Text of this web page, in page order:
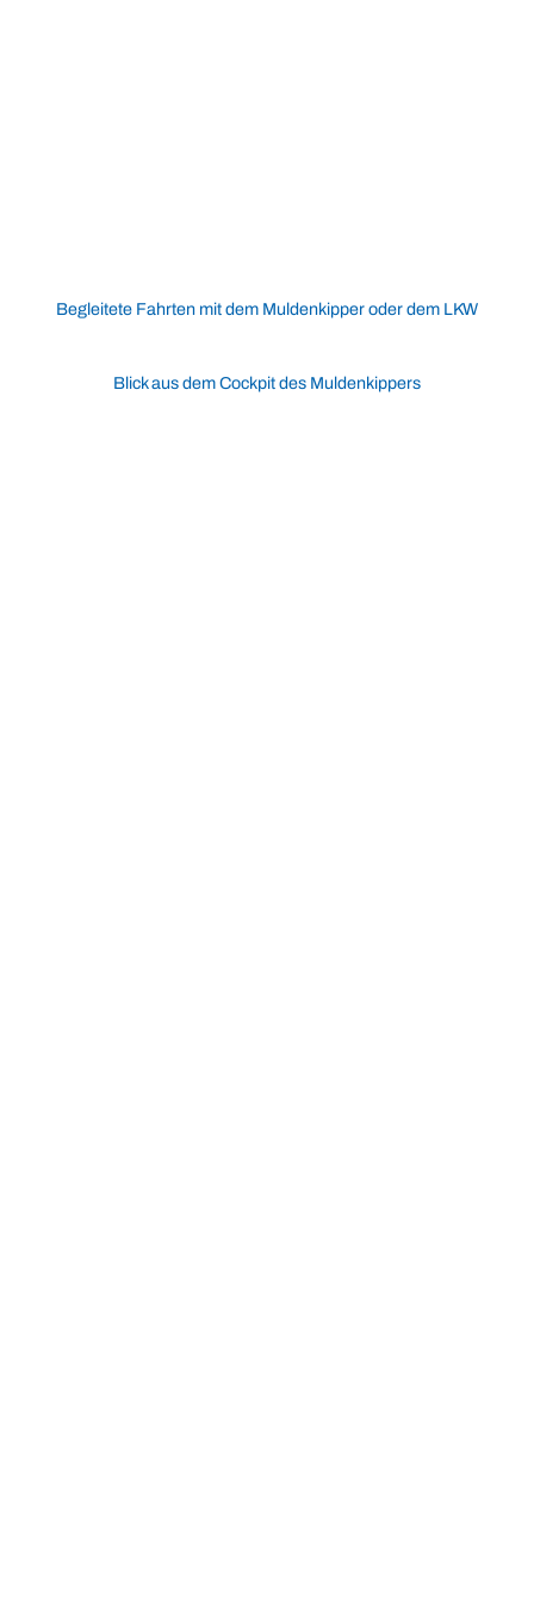
Begleitete Fahrten mit dem Muldenkipper oder dem LKW
Blick aus dem Cockpit des Muldenkippers